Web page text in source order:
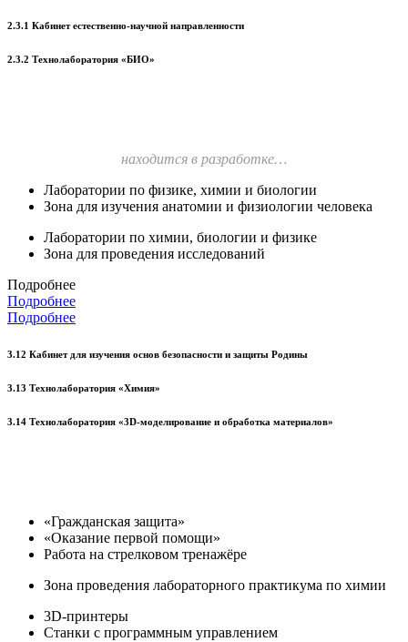
2.3.1 Кабинет естественно-научной направленности
2.3.2 Технолаборатория «БИО»
находится в разработке…
Лаборатории по физике, химии и биологии
Зона для изучения анатомии и физиологии человека
Лаборатории по химии, биологии и физике
Зона для проведения исследований
Подробнее
Подробнее
Подробнее
3.12 Кабинет для изучения основ безопасности и защиты Родины
3.13 Технолаборатория «Химия»
3.14 Технолаборатория «3D-моделирование и обработка материалов»
«Гражданская защита»
«Оказание первой помощи»
Работа на стрелковом тренажёре
Зона проведения лабораторного практикума по химии
3D-принтеры
Станки с программным управлением